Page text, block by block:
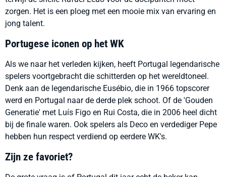
zorgen. Het is een ploeg met een mooie mix van ervaring en
jong talent.
Portugese iconen op het WK
Als we naar het verleden kijken, heeft Portugal legendarische
spelers voortgebracht die schitterden op het wereldtoneel.
Denk aan de legendarische Eusébio, die in 1966 topscorer
werd en Portugal naar de derde plek schoot. Of de 'Gouden
Generatie' met Luís Figo en Rui Costa, die in 2006 heel dicht
bij de finale waren. Ook spelers als Deco en verdediger Pepe
hebben hun respect verdiend op eerdere WK's.
Zijn ze favoriet?